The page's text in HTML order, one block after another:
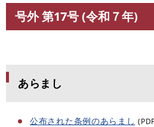
頭
す文
号外 第17号 (令和７年)
あらまし
公布された条例のあらまし